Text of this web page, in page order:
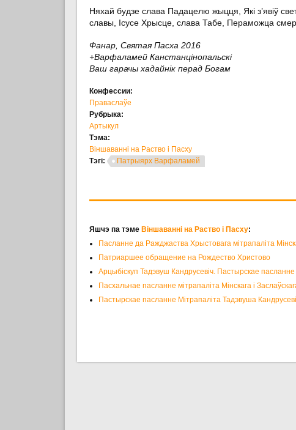
Няхай будзе слава Падацелю жыцця, Які з’явіў
славы, Ісусе Хрысце, слава Табе, Пераможца
Фанар, Святая Пасха 2016
+Варфаламей Канстанцінопальскі
Ваш гарачы хадайнік перад Богам
Конфессии:
Праваслаўе
Рубрыка:
Артыкул
Тэма:
Віншаванні на Раство і Пасху
Тэгі:
Патрыярх Варфаламей
Яшчэ па тэме Віншаванні на Раство і Пасху:
Пасланне да Ражджаства Хрыстовага мітрапаліта
Патриаршее обращение на Рождество Христово
Арцыбіскуп Тадэвуш Кандрусевіч. Пастырскае
Пасхальнае пасланне мітрапаліта Мінскага і
Пастырскае пасланне Мітрапаліта Тадэвуша